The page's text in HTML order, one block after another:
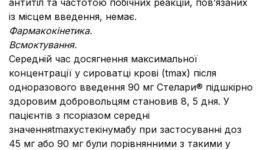
антитіл та частотою побічних реакцій, пов’язаних
із місцем введення, немає.
Фармакокінетика.
Всмоктування.
Середній час досягнення максимальної
концентрації у сироватці крові (tmax) після
одноразового введення 90 мг Стелари® підшкірно
здоровим добровольцям становив 8, 5 дня. У
пацієнтів з псоріазом середні
значенняtmaxустекінумабу при застосуванні доз
45 мг або 90 мг були порівнянними з такими у